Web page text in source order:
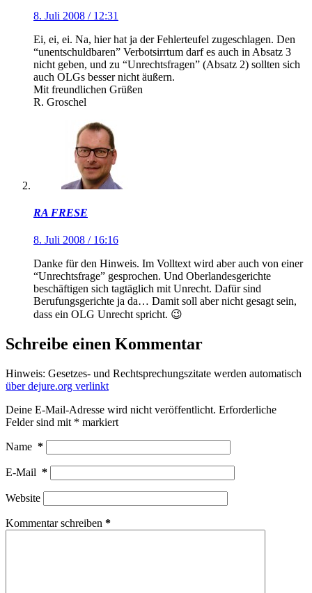
8. Juli 2008 / 12:31
Ei, ei, ei. Na, hier hat ja der Fehlerteufel zugeschlagen. Den
“unentschuldbaren” Verbotsirrtum darf es auch in Absatz 3
nicht geben, und zu “Unrechtsfragen” (Absatz 2) sollten sich
auch OLGs besser nicht äußern.
Mit freundlichen Grüßen
R. Groschel
RA FRESE
8. Juli 2008 / 16:16
Danke für den Hinweis. Im Volltext wird aber auch von einer
“Unrechtsfrage” gesprochen. Und Oberlandesgerichte
beschäftigen sich tagtäglich mit Unrecht. Dafür sind
Berufungsgerichte ja da… Damit soll aber nicht gesagt sein,
dass ein OLG Unrecht spricht. 😉
Schreibe einen Kommentar
Hinweis: Gesetzes- und Rechtsprechungszitate werden automatisch
über dejure.org verlinkt
Deine E-Mail-Adresse wird nicht veröffentlicht. Erforderliche
Felder sind mit * markiert
Name *
E-Mail *
Website
Kommentar schreiben *